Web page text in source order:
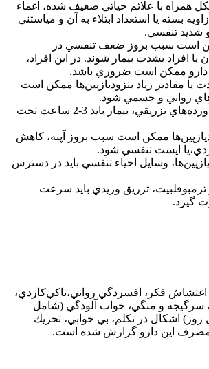
همراه با علائم حياتي ضعيف شده، اغماء
بسته يا استعداد ابتلاء به آن و مياستني
شديد تنفسي.
است سبب بروز ضعف تنفسي در
یا افراد بشدت بيمار شوند. در اين افراد،
ممكن است ضروري باشد.
مقادير زياد بنزوديازپين‌ها ممكن است
رواني و جسمي شود.
4. پس از مصرف فرآورده‌هاي تزريقي، بيمار بايد 3-2 ساعت تحت
ممكن است سبب بروز آپنه، كاهش
ايست تنفسي شود.
وسايل احياء تنفسي بايد در دسترس
تزريق وريدي بايد سرعت
فكر، افسردگي رواني،‌تاكي‌كاردي،
سرگيجه و منگي، خواب آلودگي (شامل
اشكال در تكلم، بي خوابي، تحريك
مصرف اين دارو گزارش شده است.